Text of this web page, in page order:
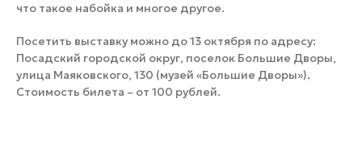
что такое набойка и многое другое.
Посетить выставку можно до 13 октября по адресу:
Посадский городской округ, поселок Большие Дворы,
улица Маяковского, 130 (музей «Большие Дворы»).
Стоимость билета – от 100 рублей.